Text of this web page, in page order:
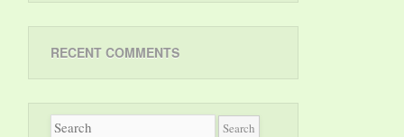
RECENT COMMENTS